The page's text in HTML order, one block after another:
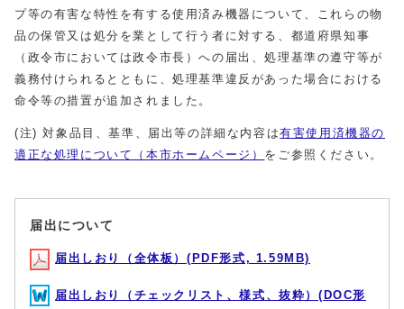
プ等の有害な特性を有する使用済み機器について、これらの物
品の保管又は処分を業として行う者に対する、都道府県知事
（政令市においては政令市長）への届出、処理基準の遵守等が
義務付けられるとともに、処理基準違反があった場合における
命令等の措置が追加されました。
(注) 対象品目、基準、届出等の詳細な内容は有害使用済機器の
適正な処理について（本市ホームページ） をご参照ください。
届出について
届出しおり（全体板）(PDF形式, 1.59MB)
届出しおり（チェックリスト、様式、抜粋）(DOC形